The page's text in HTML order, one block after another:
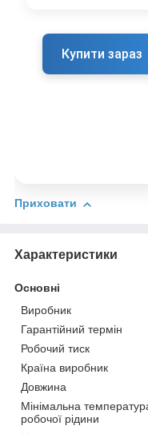
Купити зараз
Приховати
Характеристики
Основні
Виробник
Гарантійний термін
Робочий тиск
Країна виробник
Довжина
Мінімальна
робочої рідини